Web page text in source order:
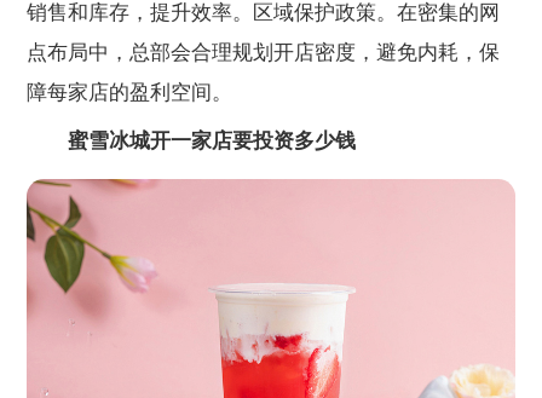
销售和库存，提升效率。区域保护政策。在密集的网
点布局中，总部会合理规划开店密度，避免内耗，保
障每家店的盈利空间。
蜜雪冰城开一家店要投资多少钱